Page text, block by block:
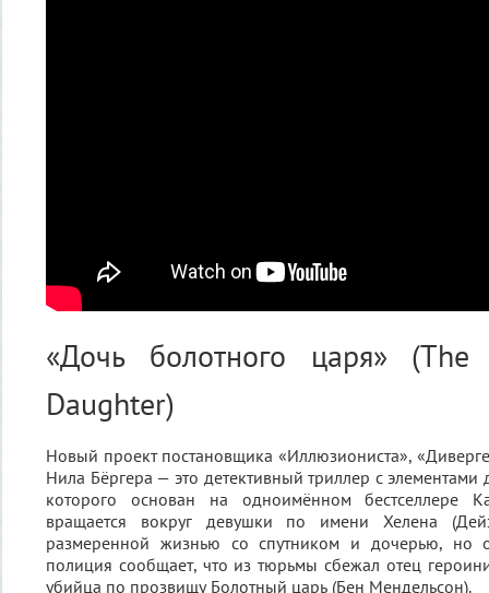
«Дочь болотного царя»
Daughter)
Новый проект постановщика «Иллюзиониста»,
Нила Бёргера — это детективный триллер с
которого основан на одноимённом бестселлере
вращается вокруг девушки по имени Хелена
размеренной жизнью со спутником и дочерью, но
полиция сообщает, что из тюрьмы сбежал отец
убийца по прозвищу Болотный царь (Бен Мендельсон).